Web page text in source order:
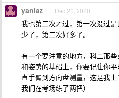
yanlaz Dec 21, 2020
我也第二次才过，第一次没过
少了，第二次好多了。
有一个要注意的地方，科二那
和姿势的基础上，你要记住你
直手臂到方向盘测量，这是我
我们在考场练了两把）